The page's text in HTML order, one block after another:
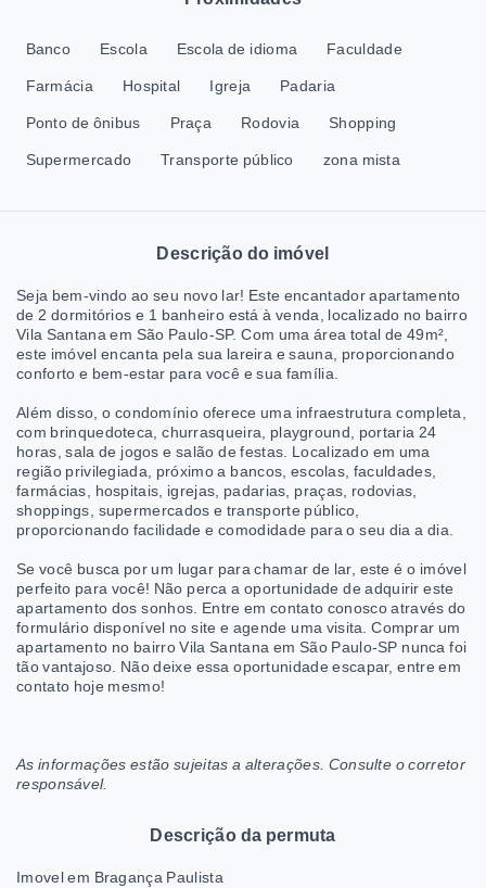
Banco Escola Escola de idioma Faculdade
Farmácia Hospital Igreja Padaria
Ponto de ônibus Praça Rodovia Shopping
Supermercado Transporte público zona mista
Descrição do imóvel
Seja bem-vindo ao seu novo lar! Este encantador apartamento
de 2 dormitórios e 1 banheiro está à venda, localizado no bairro
Vila Santana em São Paulo-SP. Com uma área total de 49m²,
este imóvel encanta pela sua lareira e sauna, proporcionando
conforto e bem-estar para você e sua família.
Além disso, o condomínio oferece uma infraestrutura completa,
com brinquedoteca, churrasqueira, playground, portaria 24
horas, sala de jogos e salão de festas. Localizado em uma
região privilegiada, próximo a bancos, escolas, faculdades,
farmácias, hospitais, igrejas, padarias, praças, rodovias,
shoppings, supermercados e transporte público,
proporcionando facilidade e comodidade para o seu dia a dia.
Se você busca por um lugar para chamar de lar, este é o imóvel
perfeito para você! Não perca a oportunidade de adquirir este
apartamento dos sonhos. Entre em contato conosco através do
formulário disponível no site e agende uma visita. Comprar um
apartamento no bairro Vila Santana em São Paulo-SP nunca foi
tão vantajoso. Não deixe essa oportunidade escapar, entre em
contato hoje mesmo!
As informações estão sujeitas a alterações. Consulte o corretor
responsável.
Descrição da permuta
Imovel em Bragança Paulista